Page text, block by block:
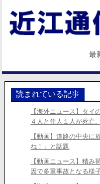
最
読まれている記事
【海外ニュース】タ
４人と住人１人が死亡
【動画】道路の中央
ね！」と話題
【動画ニュース】積
因で多重事故となる様